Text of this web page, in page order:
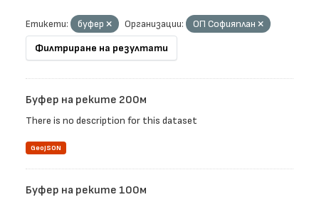
Етикети: буфер Организации:
ОП Софияплан
Филтриране на резултати
Буфер на реките 200м
There is no description for this dataset
GeoJSON
Буфер на реките 100м